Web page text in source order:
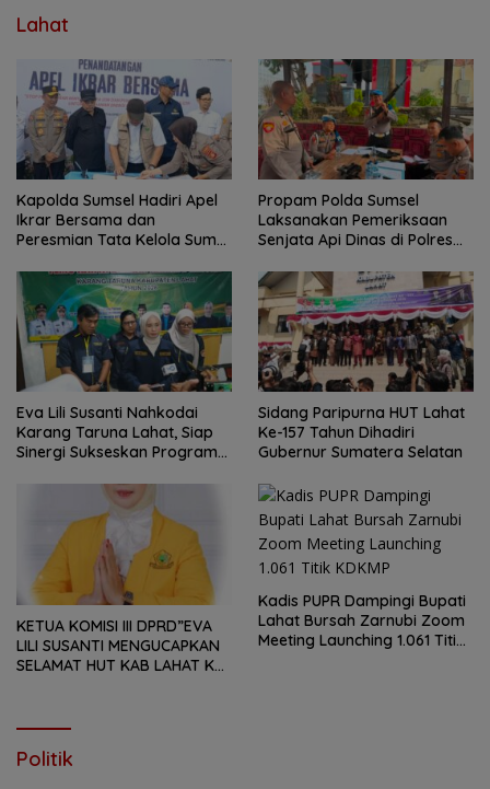
Lahat
Kapolda Sumsel Hadiri Apel
Ikrar Bersama dan
Peresmian Tata Kelola Sumur
Kab.Lahat
Propam Polda Sumsel
Laksanakan Pemeriksaan
Senjata Api Dinas di Polres
Eva Lili Susanti Nahkodai
Karang Taruna Lahat, Siap
Sinergi Sukseskan Program
Sidang Paripurna HUT Lahat
Ke-157 Tahun Dihadiri
Gubernur Sumatera Selatan
KETUA KOMISI III DPRD”EVA
LILI SUSANTI MENGUCAPKAN
SELAMAT HUT KAB LAHAT KE
Kadis PUPR Dampingi Bupati
Lahat Bursah Zarnubi Zoom
Meeting Launching 1.061 Titik
Politik